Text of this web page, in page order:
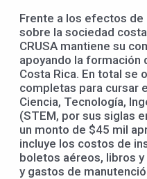
Frente a los efectos de
sobre la sociedad
CRUSA mantiene su
apoyando la formación
Costa Rica. En total se
completas para cursar
Ciencia, Tecnología,
(STEM, por sus siglas
un monto de $45 mil
incluye los costos de
boletos aéreos, libros
y gastos de